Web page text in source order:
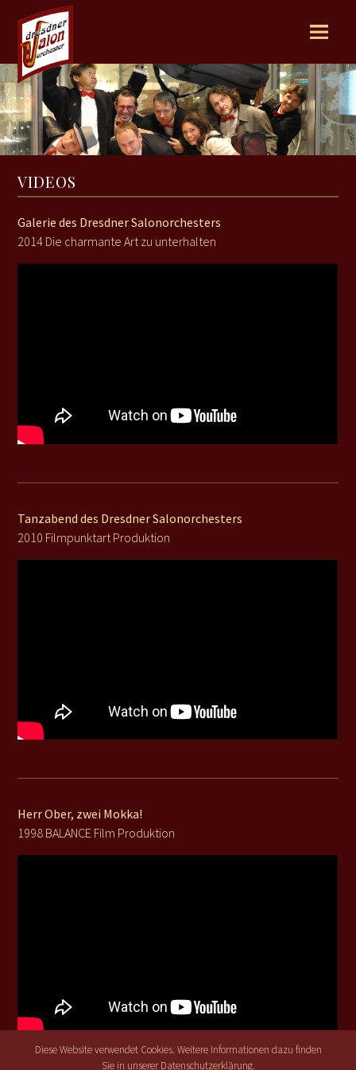
ENGLISH
HOME
ORCHESTER
TERMINE
GALERIE
PRESSE
KONTAKT
VIDEOS
Galerie des Dresdner Salonorchesters
2014 Die charmante Art zu unterhalten
Tanzabend des Dresdner Salonorchesters
2010 Filmpunktart Produktion
Herr Ober, zwei Mokka!
1998 BALANCE Film Produktion
Diese Website verwendet Cookies. Weitere Informationen dazu finden
Sie in unserer Datenschutzerklärung.